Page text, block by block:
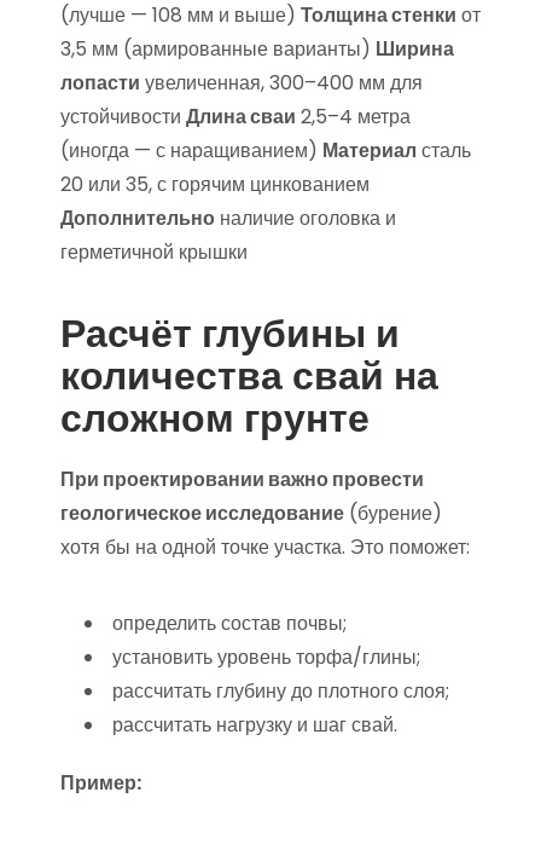
(лучше — 108 мм и выше) Толщина стенки от
3,5 мм (армированные варианты) Ширина
лопасти увеличенная, 300–400 мм для
устойчивости Длина сваи 2,5–4 метра
(иногда — с наращиванием) Материал сталь
20 или 35, с горячим цинкованием
Дополнительно наличие оголовка и
герметичной крышки
Расчёт глубины и
количества свай на
сложном грунте
При проектировании важно провести
геологическое исследование (бурение)
хотя бы на одной точке участка. Это поможет:
определить состав почвы;
установить уровень торфа/глины;
рассчитать глубину до плотного слоя;
рассчитать нагрузку и шаг свай.
Пример: